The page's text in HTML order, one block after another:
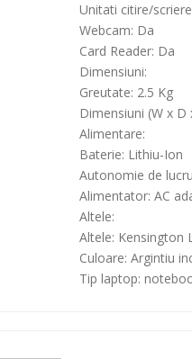
Unitati citire/
Webcam: Da
Card Reader: Da
Dimensiuni:
Greutate: 2.5 Kg
Dimensiuni (W x
Alimentare:
Baterie: Lithiu-Ion
Autonomie de
Alimentator: AC
Altele:
Altele: Kensington
Culoare: Argintiu
Tip laptop: